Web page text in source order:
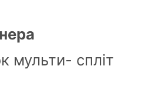
мульти- спліт